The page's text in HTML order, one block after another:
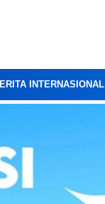
INTERNASIONAL